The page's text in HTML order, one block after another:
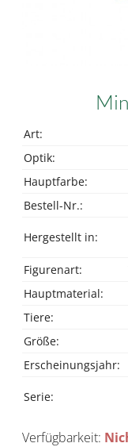
Art:
Optik:
Hauptfarbe:
Bestell-Nr.:
Hergestellt in:
Figurenart:
Hauptmaterial:
Tiere:
Größe:
Erscheinungsjahr:
Serie:
Verfügbarkeit: